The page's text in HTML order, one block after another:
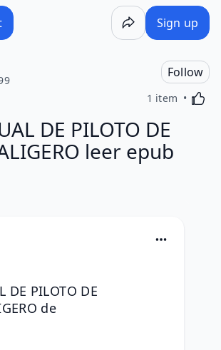
Sign up
Follow
1 item
DE PILOTO DE
leer epub
DE PILOTO DE
de